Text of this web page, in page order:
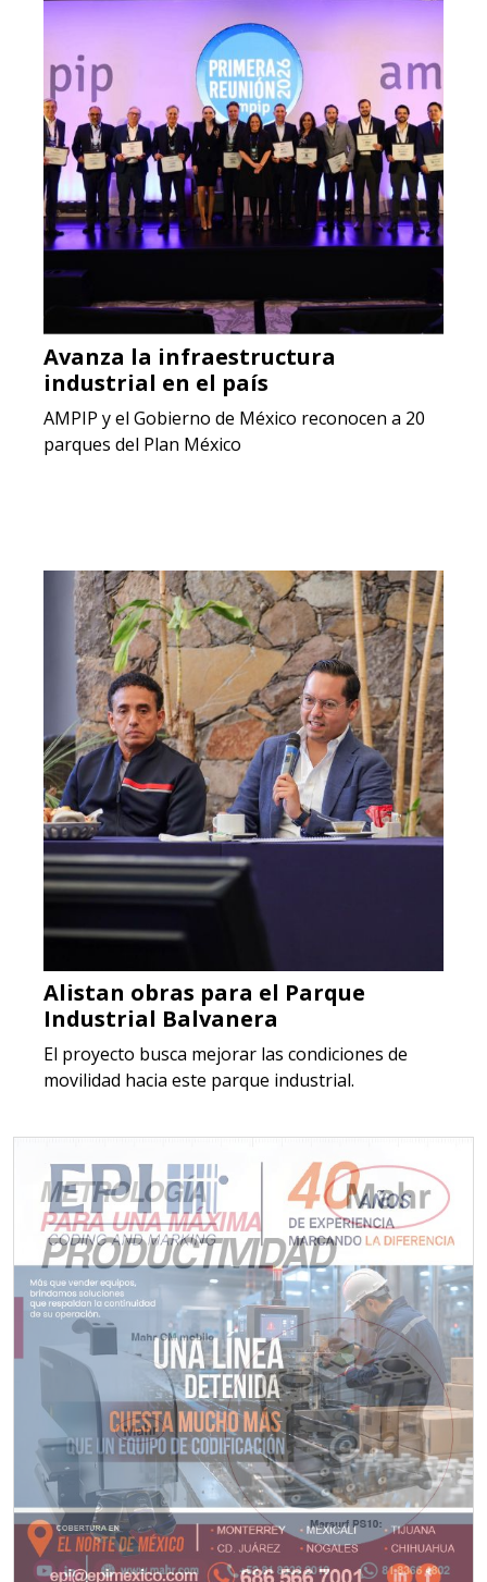
Avanza la infraestructura
industrial en el país
AMPIP y el Gobierno de México reconocen a 20
parques del Plan México
Alistan obras para el Parque
Industrial Balvanera
El proyecto busca mejorar las condiciones de
movilidad hacia este parque industrial.